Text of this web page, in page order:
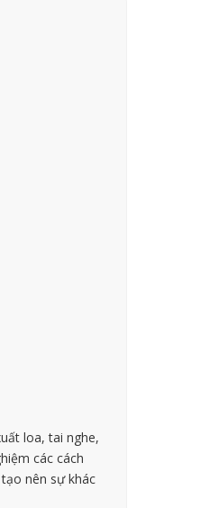
loa, tai nghe,
các cách
nên sự khác